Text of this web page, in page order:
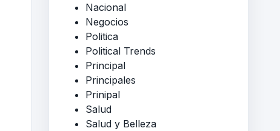
Nacional
Negocios
Politica
Political Trends
Principal
Principales
Prinipal
Salud
Salud y Belleza